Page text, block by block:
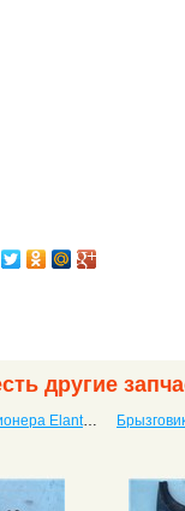
другие
Компрессор кондиционера Elantra с двигателем G4ED